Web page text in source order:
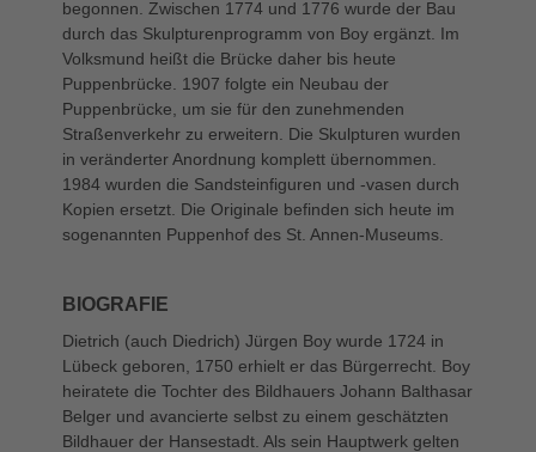
begonnen. Zwischen 1774 und 1776 wurde der Bau
durch das Skulpturenprogramm von Boy ergänzt. Im
Volksmund heißt die Brücke daher bis heute
Puppenbrücke. 1907 folgte ein Neubau der
Puppenbrücke, um sie für den zunehmenden
Straßenverkehr zu erweitern. Die Skulpturen wurden
in veränderter Anordnung komplett übernommen.
1984 wurden die Sandsteinfiguren und -vasen durch
Kopien ersetzt. Die Originale befinden sich heute im
sogenannten Puppenhof des St. Annen-Museums.
BIOGRAFIE
Dietrich (auch Diedrich) Jürgen Boy wurde 1724 in
Lübeck geboren, 1750 erhielt er das Bürgerrecht. Boy
heiratete die Tochter des Bildhauers Johann Balthasar
Belger und avancierte selbst zu einem geschätzten
Bildhauer der Hansestadt. Als sein Hauptwerk gelten